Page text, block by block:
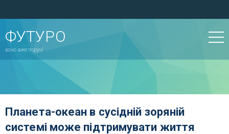
ФУТУРО
воно вже поруч!
Планета-океан в сусідній зоряній
системі може підтримувати життя